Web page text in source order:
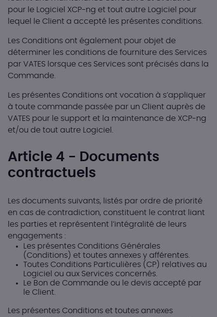
pour le Logiciel XCP-ng et tout autre Logiciel pour
lequel le Client a accepté les présentes conditions.
Les Conditions ont également pour objet de
déterminer les conditions de fourniture des Services
par VATES lorsque ces Services sont précisés dans la
Commande.
Les présentes Conditions ont vocation à s’appliquer
à toute commande passée par un Client auprès de
VATES pour le support et la maintenance de XCP-ng
et/ou de tout autre Logiciel.
Article 4 - Documents
contractuels
Les documents suivants, listés par ordre de priorité
en cas de contradiction, constituent le contrat liant
les parties et représentent l’intégralité de leurs
engagements :
Les présentes Conditions Générales
(Conditions) et toutes annexes y afférentes.
Toutes Conditions Particulières (CP) relatives au
Logiciel ou aux Services concernés.
Le Bon de Commande ou le devis accepté par
le Client.
Les présentes Conditions et toutes annexes